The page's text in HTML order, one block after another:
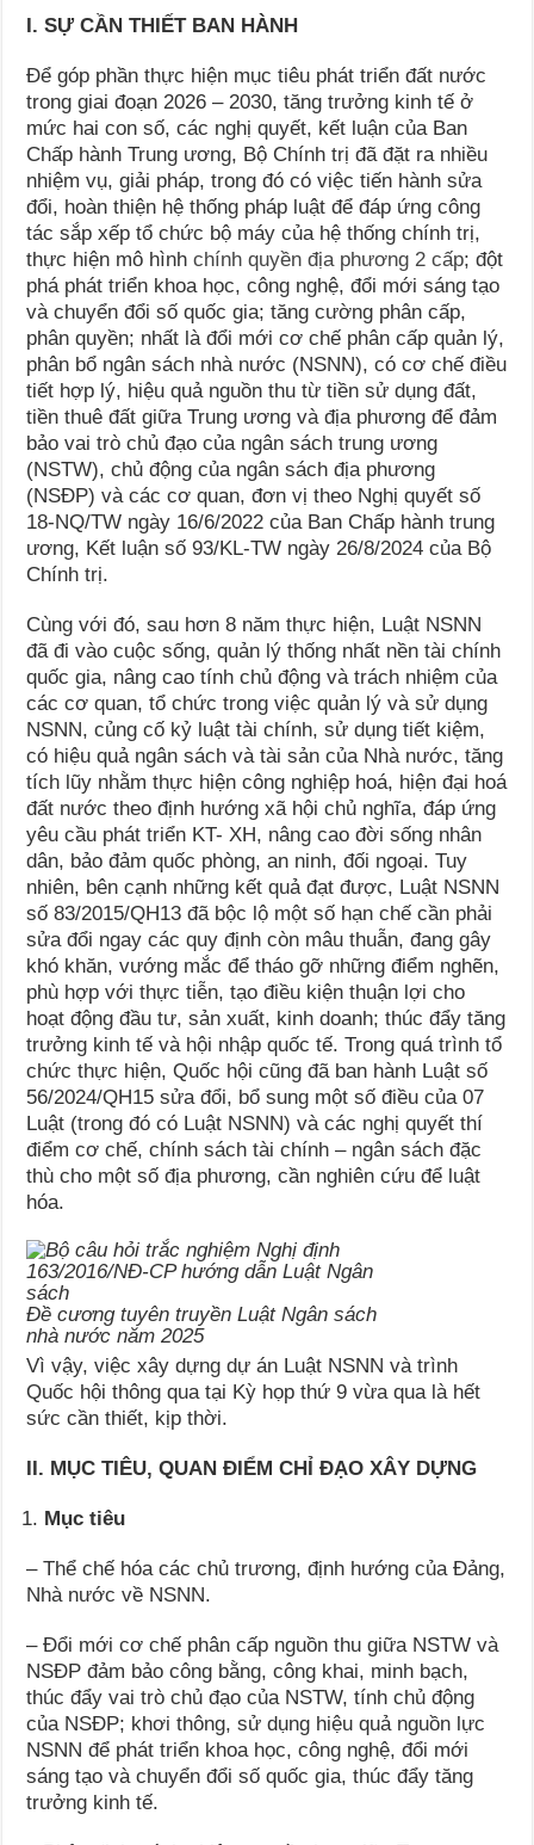
I. SỰ CẦN THIẾT BAN HÀNH
Để góp phần thực hiện mục tiêu phát triển đất nước
trong giai đoạn 2026 – 2030, tăng trưởng kinh tế ở
mức hai con số, các nghị quyết, kết luận của Ban
Chấp hành Trung ương, Bộ Chính trị đã đặt ra nhiều
nhiệm vụ, giải pháp, trong đó có việc tiến hành sửa
đổi, hoàn thiện hệ thống pháp luật để đáp ứng công
tác sắp xếp tổ chức bộ máy của hệ thống chính trị,
thực hiện mô hìnhchính quyền địa phương 2 cấp; đột
phá phát triển khoa học, công nghệ, đổi mới sáng tạo
và chuyển đổi số quốc gia; tăng cường phân cấp,
phân quyền; nhất là đổi mới cơ chế phân cấp quản lý,
phân bổ ngân sách nhà nước (NSNN), có cơ chế điều
tiết hợp lý, hiệu quả nguồn thu từ tiền sử dụng đất,
tiền thuê đất giữa Trung ương và địa phương để đảm
bảo vai trò chủ đạo của ngân sách trung ương
(NSTW), chủ động của ngân sách địa phương
(NSĐP) và các cơ quan, đơn vị theo Nghị quyết số
18-NQ/TW ngày 16/6/2022 của Ban Chấp hành trung
ương, Kết luận số 93/KL-TW ngày 26/8/2024 của Bộ
Chính trị.
Cùng với đó, sau hơn 8 năm thực hiện, Luật NSNN
đã đi vào cuộc sống, quản lý thống nhất nền tài chính
quốc gia, nâng cao tính chủ động và trách nhiệm của
các cơ quan, tổ chức trong việc quản lý và sử dụng
NSNN, củng cố kỷ luật tài chính, sử dụng tiết kiệm,
có hiệu quả ngân sách và tài sản của Nhà nước, tăng
tích lũy nhằm thực hiện công nghiệp hoá, hiện đại hoá
đất nước theo định hướng xã hội chủ nghĩa, đáp ứng
yêu cầu phát triển KT- XH, nâng cao đời sống nhân
dân, bảo đảm quốc phòng, an ninh, đối ngoại. Tuy
nhiên, bên cạnh những kết quả đạt được, Luật NSNN
số 83/2015/QH13 đã bộc lộ một số hạn chế cần phải
sửa đổi ngay các quy định còn mâu thuẫn, đang gây
khó khăn, vướng mắc để tháo gỡ những điểm nghẽn,
phù hợp với thực tiễn, tạo điều kiện thuận lợi cho
hoạt động đầu tư, sản xuất, kinh doanh; thúc đẩy tăng
trưởng kinh tế và hội nhập quốc tế. Trong quá trình tổ
chức thực hiện, Quốc hội cũng đã ban hành Luật số
56/2024/QH15 sửa đổi, bổ sung một số điều của 07
Luật (trong đó có Luật NSNN) và các nghị quyết thí
điểm cơ chế, chính sách tài chính – ngân sách đặc
thù cho một số địa phương, cần nghiên cứu để luật
hóa.
Đề cương tuyên truyền Luật Ngân sách
nhà nước năm 2025
Vì vậy, việc xây dựng dự án Luật NSNN và trình
Quốc hội thông qua tại Kỳ họp thứ 9 vừa qua là hết
sức cần thiết, kịp thời.
II. MỤC TIÊU, QUAN ĐIỂM CHỈ ĐẠO XÂY DỰNG
Mục tiêu
– Thể chế hóa các chủ trương, định hướng của Đảng,
Nhà nước về NSNN.
– Đổi mới cơ chế phân cấp nguồn thu giữa NSTW và
NSĐP đảm bảo công bằng, công khai, minh bạch,
thúc đẩy vai trò chủ đạo của NSTW, tính chủ động
của NSĐP; khơi thông, sử dụng hiệu quả nguồn lực
NSNN để phát triển khoa học, công nghệ, đổi mới
sáng tạo và chuyển đổi số quốc gia, thúc đẩy tăng
trưởng kinh tế.